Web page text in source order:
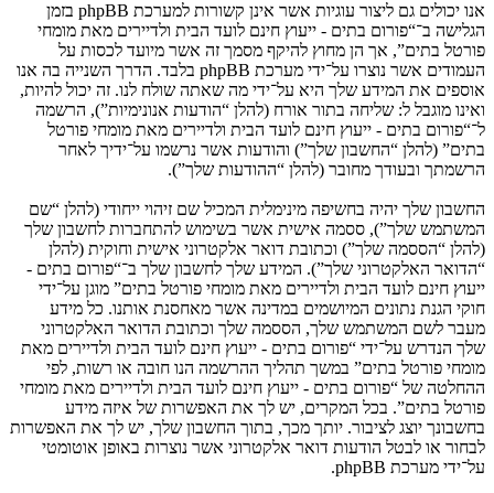
אנו יכולים גם ליצור עוגיות אשר אינן קשורות למערכת phpBB בזמן
הגלישה ב־“פורום בתים - ייעוץ חינם לועד הבית ולדיירים מאת מומחי
פורטל בתים”, אך הן מחוץ להיקף מסמך זה אשר מיועד לכסות על
העמודים אשר נוצרו על־ידי מערכת phpBB בלבד. הדרך השנייה בה אנו
אוספים את המידע שלך היא על־ידי מה שאתה שולח לנו. זה יכול להיות,
ואינו מוגבל ל: שליחה בתור אורח (להלן “הודעות אנונימיות”), הרשמה
ל־“פורום בתים - ייעוץ חינם לועד הבית ולדיירים מאת מומחי פורטל
בתים” (להלן “החשבון שלך”) והודעות אשר נרשמו על־ידיך לאחר
הרשמתך ובעודך מחובר (להלן “ההודעות שלך”).
החשבון שלך יהיה בחשיפה מינימלית המכיל שם זיהוי ייחודי (להלן “שם
המשתמש שלך”), ססמה אישית אשר בשימוש להתחברות לחשבון שלך
(להלן “הססמה שלך”) וכתובת דואר אלקטרוני אישית וחוקית (להלן
“הדואר האלקטרוני שלך”). המידע שלך לחשבון שלך ב־“פורום בתים -
ייעוץ חינם לועד הבית ולדיירים מאת מומחי פורטל בתים” מוגן על־ידי
חוקי הגנת נתונים המיושמים במדינה אשר מאחסנת אותנו. כל מידע
מעבר לשם המשתמש שלך, הססמה שלך וכתובת הדואר האלקטרוני
שלך הנדרש על־ידי “פורום בתים - ייעוץ חינם לועד הבית ולדיירים מאת
מומחי פורטל בתים” במשך תהליך ההרשמה הנו חובה או רשות, לפי
ההחלטה של “פורום בתים - ייעוץ חינם לועד הבית ולדיירים מאת מומחי
פורטל בתים”. בכל המקרים, יש לך את האפשרות של איזה מידע
בחשבונך יוצג לציבור. יותך מכך, בתוך החשבון שלך, יש לך את האפשרות
לבחור או לבטל הודעות דואר אלקטרוני אשר נוצרות באופן אוטומטי
על־ידי מערכת phpBB.